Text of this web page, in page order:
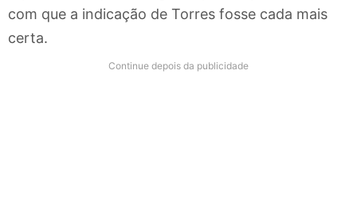
com que a indicação de Torres fosse cada mais
certa.
Continue depois da publicidade